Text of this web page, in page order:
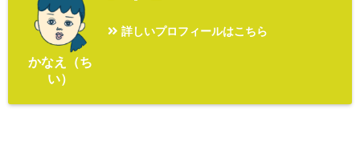
かなえ（ち
い）
詳しいプロフィールはこちら